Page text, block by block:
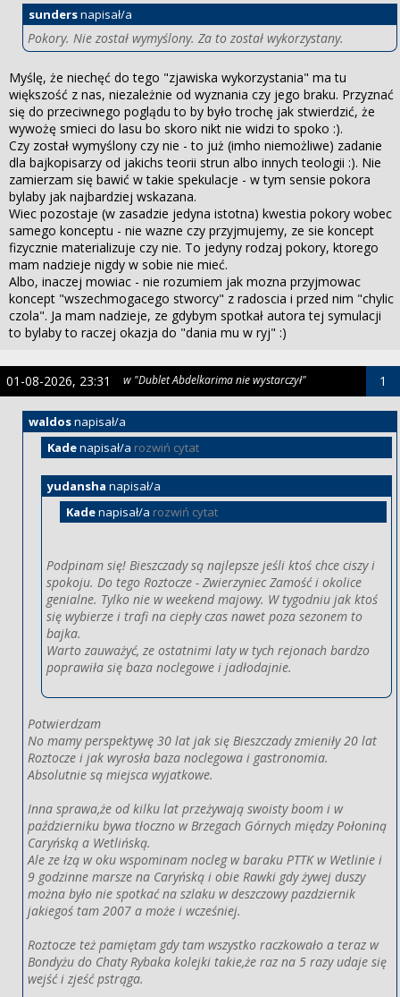
sundersnapisał/a
Pokory. Nie został wymyślony. Za to został wykorzystany.
Myślę, że niechęć do tego "zjawiska wykorzystania" ma tu
większość z nas, niezależnie od wyznania czy jego braku. Przyznać
się do przeciwnego poglądu to by było trochę jak stwierdzić, że
wywożę smieci do lasu bo skoro nikt nie widzi to spoko :).
Czy został wymyślony czy nie - to już (imho niemożliwe) zadanie
dla bajkopisarzy od jakichs teorii strun albo innych teologii :). Nie
zamierzam się bawić w takie spekulacje - w tym sensie pokora
bylaby jak najbardziej wskazana.
Wiec pozostaje (w zasadzie jedyna istotna) kwestia pokory wobec
samego konceptu - nie wazne czy przyjmujemy, ze sie koncept
fizycznie materializuje czy nie. To jedyny rodzaj pokory, ktorego
mam nadzieje nigdy w sobie nie mieć.
Albo, inaczej mowiac - nie rozumiem jak mozna przyjmowac
koncept "wszechmogacego stworcy" z radoscia i przed nim "chylic
czola". Ja mam nadzieje, ze gdybym spotkał autora tej symulacji
to bylaby to raczej okazja do "dania mu w ryj" :)
waldosnapisał/a
Kadenapisał/a rozwiń cytat
yudansha napisał/a
Kadenapisał/a rozwiń cytat
Podpinam się! Bieszczady są najlepsze jeśli ktoś chce ciszy i
spokoju. Do tego Roztocze - Zwierzyniec Zamość i okolice
genialne. Tylko nie w weekend majowy. W tygodniu jak ktoś
się wybierze i trafi na ciepły czas nawet poza sezonem to
bajka.
Warto zauważyć, ze ostatnimi laty w tych rejonach bardzo
poprawiła się baza noclegowe i jadłodajnie.
Potwierdzam
No mamy perspektywę 30 lat jak się Bieszczady zmieniły 20 lat
Roztocze i jak wyrosła baza noclegowa i gastronomia.
Absolutnie są miejsca wyjatkowe.
Inna sprawa,że od kilku lat przeżywają swoisty boom i w
październiku bywa tłoczno w Brzegach Górnych między Połoniną
Caryńską a Wetlińską.
Ale ze łzą w oku wspominam nocleg w baraku PTTK w Wetlinie i
9 godzinne marsze na Caryńską i obie Rawki gdy żywej duszy
można było nie spotkać na szlaku w deszczowy pazdziernik
jakiegoś tam 2007 a może i wcześniej.
Roztocze też pamiętam gdy tam wszystko raczkowało a teraz w
Bondyżu do Chaty Rybaka kolejki takie,że raz na 5 razy udaje się
wejść i zjeść pstrąga.
01-08-2026, 23:31 w "Dublet Abdelkarima nie wystarczył" 1